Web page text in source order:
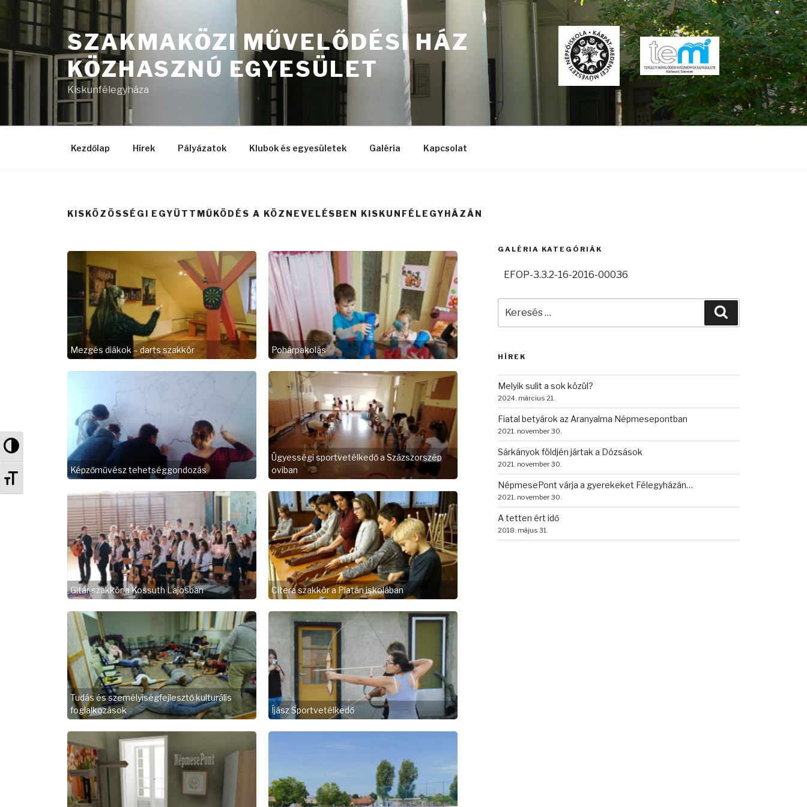
Nagy kontraszt váltása
Betűméret váltása
Tartalomhoz
SZAKMAKÖZI MŰVELŐDÉSI HÁZ
KÖZHASZNÚ EGYESÜLET
Kiskunfélegyháza
Kezdőlap Hírek Pályázatok Klubok és egyesületek Galéria Kapcsolat
KISKÖZÖSSÉGI EGYÜTTMŰKÖDÉS A KÖZNEVELÉSBEN KISKUNFÉLEGYHÁZÁN
Mezgés diákok – darts szakkör Pohárpakolás
Képzőművész tehetséggondozás
Ügyességi sportvetélkedő a Százszorszép
oviban
Gitár szakkör a Kossuth Lajosban Citera szakkör a Platán iskolában
Tudás és személyiségfejlesztő kulturális
foglalkozások
Íjász Sportvetélkedő
GALÉRIA KATEGÓRIÁK
EFOP-3.3.2-16-2016-00036
HÍREK
Melyik sulit a sok közül?
2024. március 21.
Fiatal betyárok az Aranyalma Népmesepontban
2021. november 30.
Sárkányok földjén jártak a Dózsások
2021. november 30.
NépmesePont várja a gyerekeket Félegyházán…
2021. november 30.
A tetten ért idő
2018. május 31.